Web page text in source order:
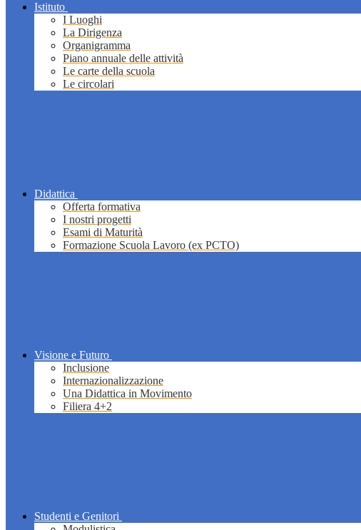
Istituto
I Luoghi
La Dirigenza
Organigramma
Piano annuale delle attività
Le carte della scuola
Le circolari
Didattica
Offerta formativa
I nostri progetti
Esami di Maturità
Formazione Scuola Lavoro (ex PCTO)
Visione e Futuro
Inclusione
Internazionalizzazione
Una Didattica in Movimento
Filiera 4+2
Studenti e Genitori